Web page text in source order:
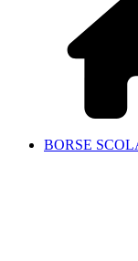
BORSE